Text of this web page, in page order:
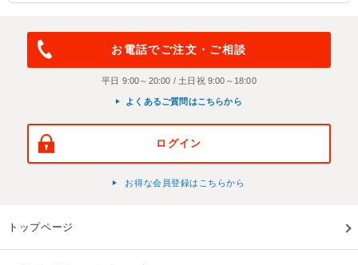
お電話でご注文・ご相談
平日 9:00～20:00 / 土日祝 9:00～18:00
よくあるご質問はこちらから
ログイン
お得な会員登録はこちらから
トップページ